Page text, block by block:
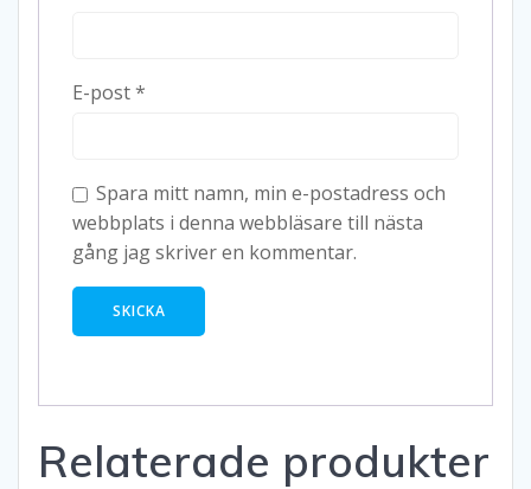
E-post*
Spara mitt namn, min e-postadress och
webbplats i denna webbläsare till nästa
gång jag skriver en kommentar.
Relaterade produkter